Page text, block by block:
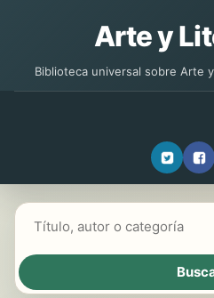
Arte y
Biblioteca universal sobre Arte